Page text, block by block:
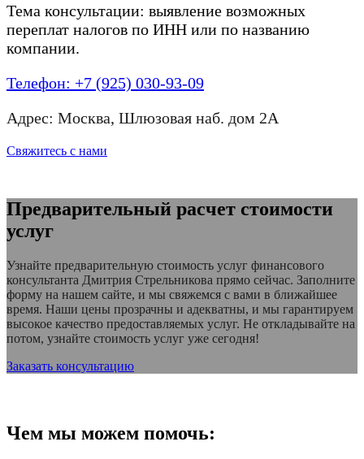
Тема консультации: выявление возможных
переплат налогов по ИНН или по названию
компании.
Телефон: +7 (925) 030-93-09
Адрес: Москва, Шлюзовая наб. дом 2А
Свяжитесь с нами
Предварительный расчет стоимости
услуг
Узнайте предварительную стоимость услуг финансового
консультанта Дмитрия Стрельникова прямо сейчас. Заполните
форму на нашем сайте, и мы свяжемся с вами в ближайшее
время. Наши цены прозрачны и адекватны, и мы гарантируем
высокое качество предоставляемых услуг. Не откладывайте на
потом, узнайте стоимость услуг уже сегодня!
Заказать консультацию
Чем мы можем помочь: